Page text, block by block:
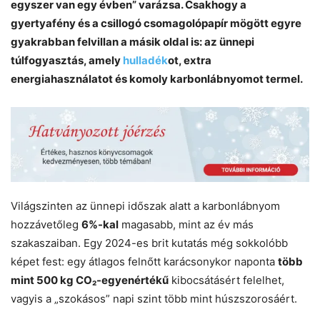
egyszer van egy évben” varázsa. Csakhogy a
gyertyafény és a csillogó csomagolópapír mögött egyre
gyakrabban felvillan a másik oldal is: az ünnepi
túlfogyasztás, amely hulladékot, extra
energiahasználatot és komoly karbonlábnyomot termel.
Világszinten az ünnepi időszak alatt a karbonlábnyom
hozzávetőleg 6%-kal magasabb, mint az év más
szakaszaiban. Egy 2024-es brit kutatás még sokkolóbb
képet fest: egy átlagos felnőtt karácsonykor naponta több
mint 500 kg CO₂-egyenértékű kibocsátásért felelhet,
vagyis a „szokásos” napi szint több mint húszszorosáért.